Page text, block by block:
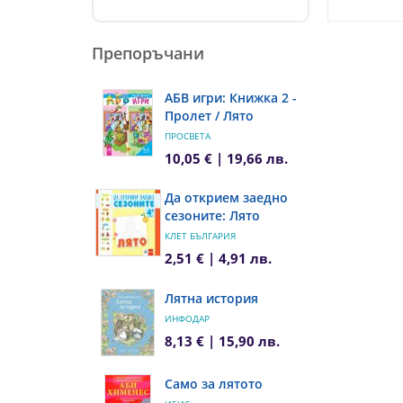
Препоръчани
АБВ игри: Книжка 2 -
Пролет / Лято
ПРОСВЕТА
10,05 € | 19,66 лв.
Да открием заедно
сезоните: Лято
КЛЕТ БЪЛГАРИЯ
2,51 € | 4,91 лв.
Лятна история
ИНФОДАР
8,13 € | 15,90 лв.
Само за лятото